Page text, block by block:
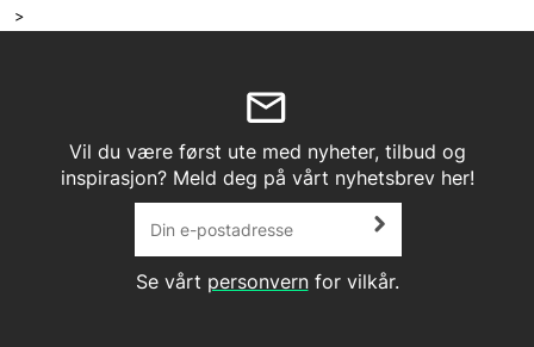
>
Vil du være først ute med nyheter, tilbud og
inspirasjon? Meld deg på vårt nyhetsbrev her!
Se vårt personvernfor vilkår.